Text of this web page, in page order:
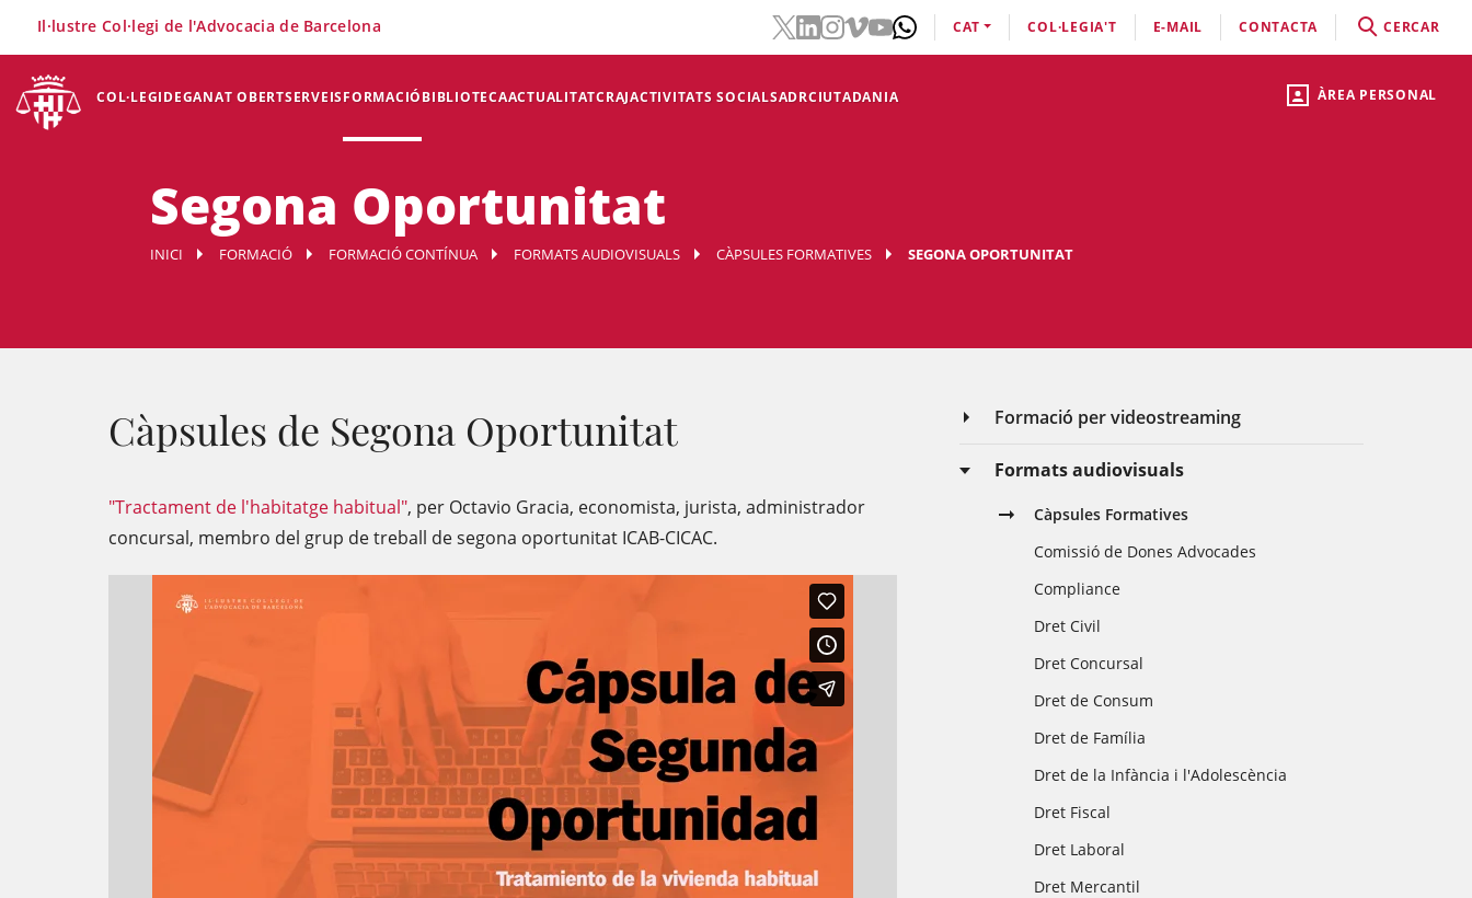
ÀREA PERSONAL
COL·LEGIDEGANAT OBERTSERVEISFORMACIÓBIBLIOTECAACTUALITATCRAJACTIVITATS SOCIALSADRCIUTADANIA
Il·lustre Col·legi de l'Advocacia de Barcelona CAT COL·LEGIA'T E-MAIL CONTACTA CERCAR
Segona Oportunitat
INICI FORMACIÓ FORMACIÓ CONTÍNUA FORMATS AUDIOVISUALS CÀPSULES FORMATIVES SEGONA OPORTUNITAT
Formació per videostreaming
Formats audiovisuals
Càpsules Formatives
Comissió de Dones Advocades
Compliance
Dret Civil
Dret Concursal
Dret de Consum
Dret de Família
Dret de la Infància i l'Adolescència
Dret Fiscal
Dret Laboral
Dret Mercantil
Càpsules de Segona Oportunitat
"Tractament de l'habitatge habitual", per Octavio Gracia, economista, jurista, administrador
concursal, membro del grup de treball de segona oportunitat ICAB-CICAC.